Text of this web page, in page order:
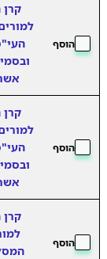
הוסף
הוסף
הוסף